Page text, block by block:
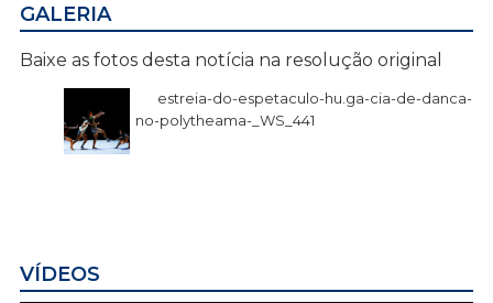
GALERIA
Baixe as fotos desta notícia na resolução original
estreia-do-espetaculo-hu.ga-cia-de-danca-
no-polytheama-_WS_441
VÍDEOS